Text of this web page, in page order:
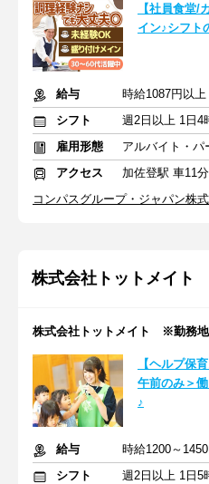
【社員食堂/
イン♪シフト
給与
時給1087円以上
シフト
週2日以上 1日4
雇用形態
アルバイト・パ
アクセス
加佐登駅 車11分
コンパスグループ・ジャパン株
株式会社トットメイト
株式会社トットメイト ※勤務地
【ヘルプ保
午前のみ＞
♪
給与
時給1200～
シフト
週2日以上 1日5